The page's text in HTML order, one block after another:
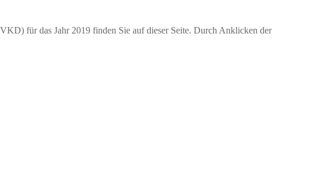
für das Jahr 2019 finden Sie auf dieser Seite. Durch Anklicken der